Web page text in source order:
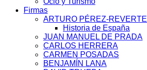
Firmas
ARTURO PÉREZ-REVERTE
Historia de España
JUAN MANUEL DE PRADA
CARLOS HERRERA
CARMEN POSADAS
BENJAMÍN LANA